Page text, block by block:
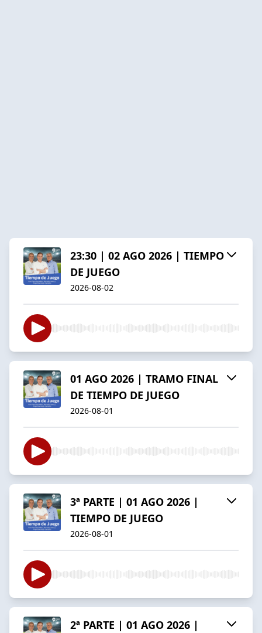
23:30 | 02 AGO 2026 | TIEMPO
DE JUEGO
2026-08-02
01 AGO 2026 | TRAMO FINAL
DE TIEMPO DE JUEGO
2026-08-01
3ª PARTE | 01 AGO 2026 |
TIEMPO DE JUEGO
2026-08-01
2ª PARTE | 01 AGO 2026 |